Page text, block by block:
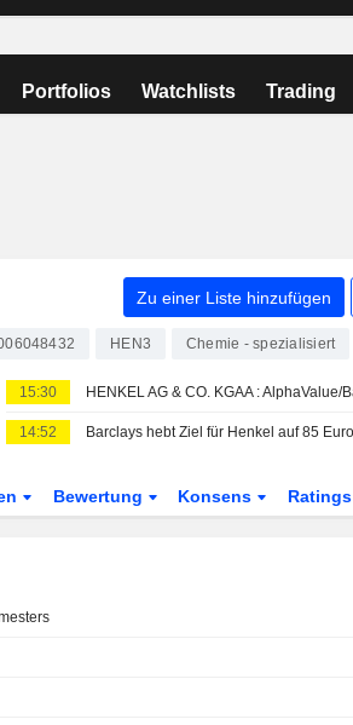
Portfolios Watchlists Trading
Zu einer Liste hinzufügen
HEN3 Chemie - spezialisiert
15:30
14:52
Bewertung Konsens Ratings